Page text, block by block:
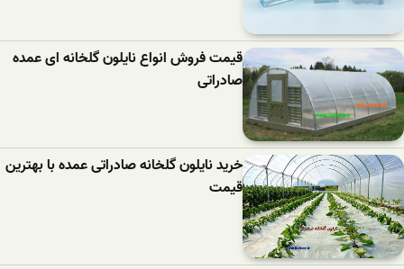
قیمت فروش انواع نایلون گلخانه ای عمده
صادراتی
خرید نایلون گلخانه صادراتی عمده با بهترین
قیمت